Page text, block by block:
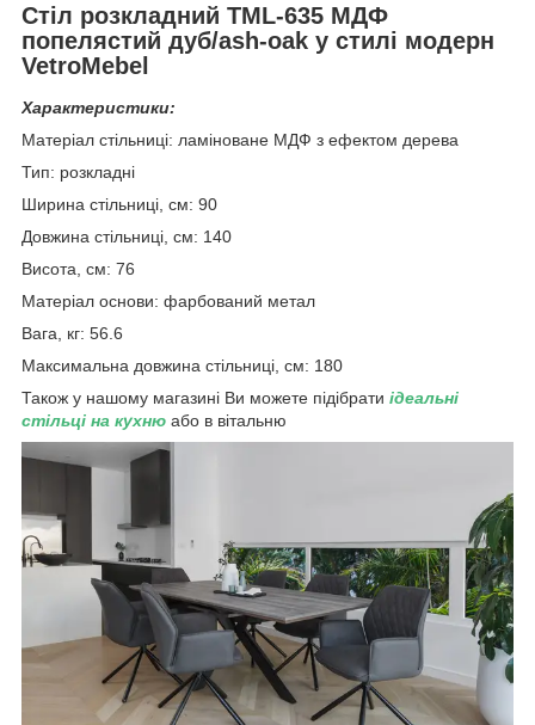
Стіл розкладний TML-635 МДФ
попелястий дуб/ash-oak у стилі модерн
VetroMebel
Характеристики:
Матеріал стільниці: ламіноване МДФ з ефектом дерева
Тип: розкладні
Ширина стільниці, см: 90
Довжина стільниці, см: 140
Висота, см: 76
Матеріал основи: фарбований метал
Вага, кг: 56.6
Максимальна довжина стільниці, см: 180
Також у нашому магазині Ви можете підібрати ідеальні
стільці на кухню або в вітальню